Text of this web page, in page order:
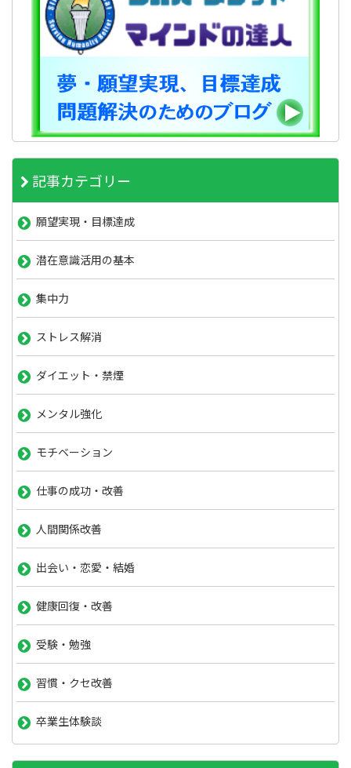
記事カテゴリー
願望実現・目標達成
潜在意識活用の基本
集中力
ストレス解消
ダイエット・禁煙
メンタル強化
モチベーション
仕事の成功・改善
人間関係改善
出会い・恋愛・結婚
健康回復・改善
受験・勉強
習慣・クセ改善
卒業生体験談